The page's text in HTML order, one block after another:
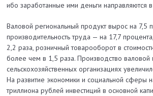
ибо заработанные ими деньги направляются
Валовой региональный продукт вырос на 7,5
производительность труда — на 17,7
2,2 раза, розничный товарооборот в
более чем в 1,5 раза. Производство валовой
сельскохозяйственных организациях
На развитие экономики и социальной сферы
триллиона рублей инвестиций в основной